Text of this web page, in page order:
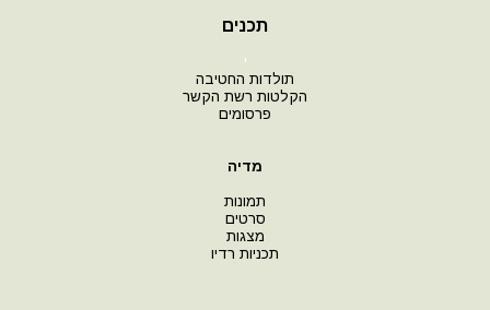
תכנים
י
תולדות החטיבה
הקלטות רשת הקשר
פרסומים
מדיה
תמונות
סרטים
מצגות
תכניות רדיו